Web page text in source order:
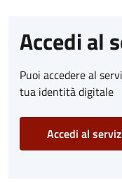
Accedi al
Puoi accedere al
tua identità digitale
Accedi al